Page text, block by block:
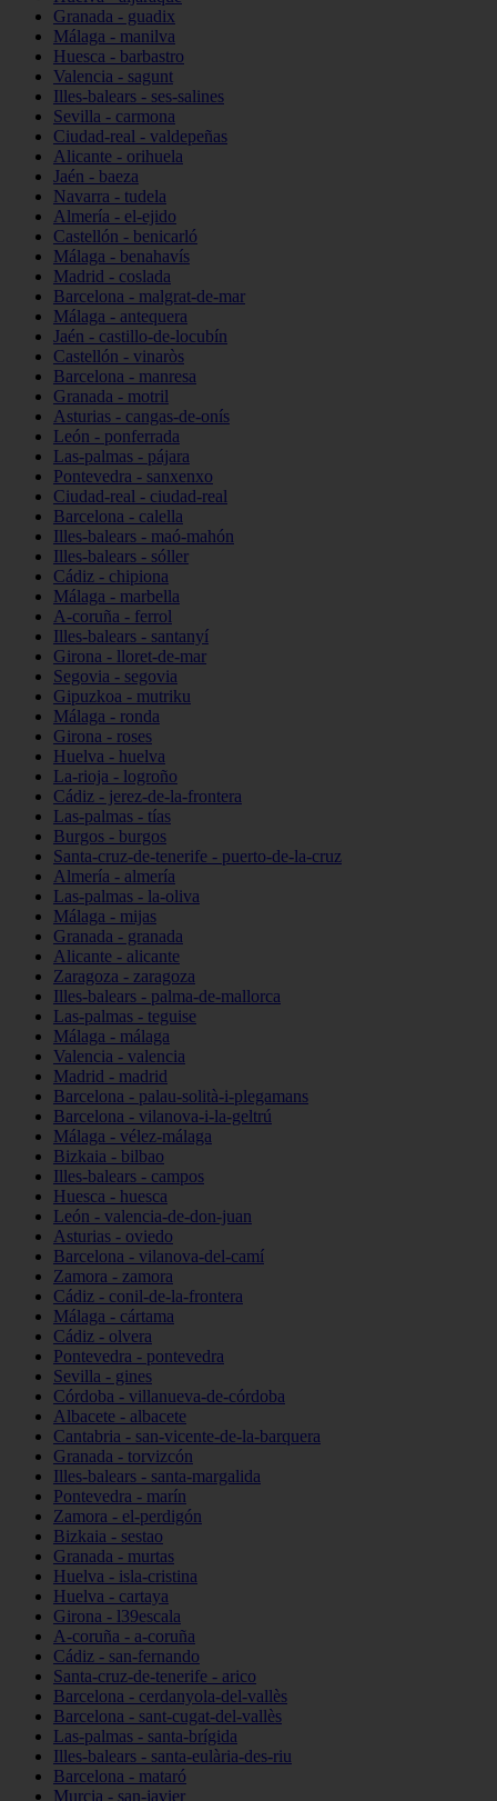
Granada - guadix
Málaga - manilva
Huesca - barbastro
Valencia - sagunt
Illes-balears - ses-salines
Sevilla - carmona
Ciudad-real - valdepeñas
Alicante - orihuela
Jaén - baeza
Navarra - tudela
Almería - el-ejido
Castellón - benicarló
Málaga - benahavís
Madrid - coslada
Barcelona - malgrat-de-mar
Málaga - antequera
Jaén - castillo-de-locubín
Castellón - vinaròs
Barcelona - manresa
Granada - motril
Asturias - cangas-de-onís
León - ponferrada
Las-palmas - pájara
Pontevedra - sanxenxo
Ciudad-real - ciudad-real
Barcelona - calella
Illes-balears - maó-mahón
Illes-balears - sóller
Cádiz - chipiona
Málaga - marbella
A-coruña - ferrol
Illes-balears - santanyí
Girona - lloret-de-mar
Segovia - segovia
Gipuzkoa - mutriku
Málaga - ronda
Girona - roses
Huelva - huelva
La-rioja - logroño
Cádiz - jerez-de-la-frontera
Las-palmas - tías
Burgos - burgos
Santa-cruz-de-tenerife - puerto-de-la-cruz
Almería - almería
Las-palmas - la-oliva
Málaga - mijas
Granada - granada
Alicante - alicante
Zaragoza - zaragoza
Illes-balears - palma-de-mallorca
Las-palmas - teguise
Málaga - málaga
Valencia - valencia
Madrid - madrid
Barcelona - palau-solità-i-plegamans
Barcelona - vilanova-i-la-geltrú
Málaga - vélez-málaga
Bizkaia - bilbao
Illes-balears - campos
Huesca - huesca
León - valencia-de-don-juan
Asturias - oviedo
Barcelona - vilanova-del-camí
Zamora - zamora
Cádiz - conil-de-la-frontera
Málaga - cártama
Cádiz - olvera
Pontevedra - pontevedra
Sevilla - gines
Córdoba - villanueva-de-córdoba
Albacete - albacete
Cantabria - san-vicente-de-la-barquera
Granada - torvizcón
Illes-balears - santa-margalida
Pontevedra - marín
Zamora - el-perdigón
Bizkaia - sestao
Granada - murtas
Huelva - isla-cristina
Huelva - cartaya
Girona - l39escala
A-coruña - a-coruña
Cádiz - san-fernando
Santa-cruz-de-tenerife - arico
Barcelona - cerdanyola-del-vallès
Barcelona - sant-cugat-del-vallès
Las-palmas - santa-brígida
Illes-balears - santa-eulària-des-riu
Barcelona - mataró
Murcia - san-javier